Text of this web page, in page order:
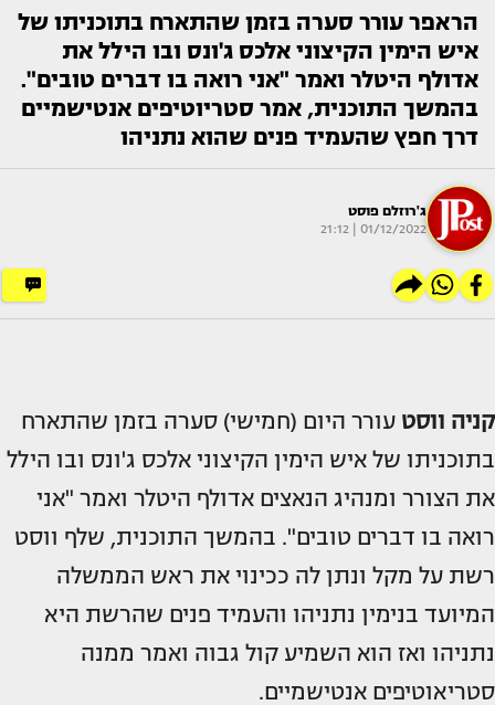
הראפר עורר סערה בזמן שהתארח בתוכניתו של
איש הימין הקיצוני אלכס ג'ונס ובו הילל את
אדולף היטלר ואמר "אני רואה בו דברים טובים".
בהמשך התוכנית, אמר סטריוטיפים אנטישמיים
דרך חפץ שהעמיד פנים שהוא נתניהו
ג'רוזלם פוסט
01/12/2022 | 21:12
קניה ווסט עורר היום (חמישי) סערה בזמן שהתארח
בתוכניתו של איש הימין הקיצוני אלכס ג'ונס ובו הילל
את הצורר ומנהיג הנאצים אדולף היטלר ואמר "אני
רואה בו דברים טובים". בהמשך התוכנית, שלף ווסט
רשת על מקל ונתן לה ככינוי את ראש הממשלה
המיועד בנימין נתניהו והעמיד פנים שהרשת היא
נתניהו ואז הוא השמיע קול גבוה ואמר ממנה
סטריאוטיפים אנטישמיים.